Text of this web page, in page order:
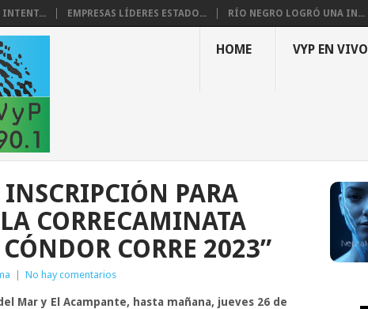
INTENT... EMPRESAS LÍDERES ESTADO... RÍO NEGRO LOGRÓ UNA IN...
HOME VYP EN VIVO
PARA
CORRECAMINATA
CORRE 2023”
No hay comentarios
Mar y El Acampante, hasta mañana, jueves 26 de